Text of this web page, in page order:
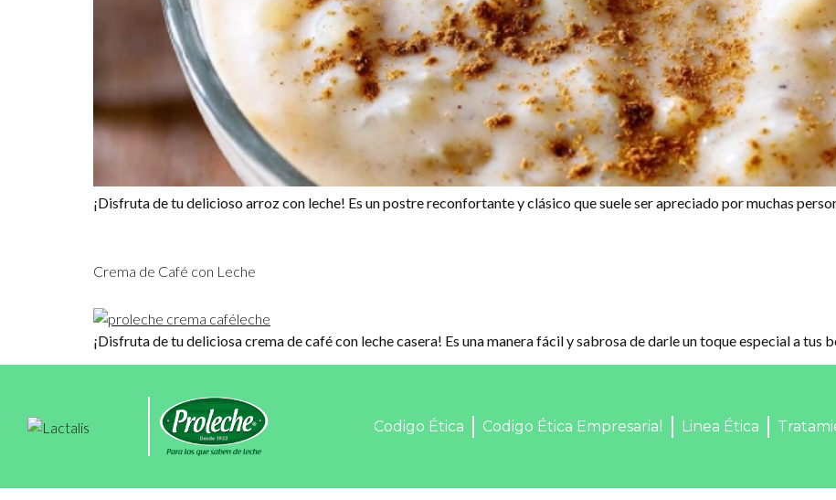
¡Disfruta de tu delicioso arroz con leche! Es un postre reconfortante y clásico que suele ser apreciado por muchas
Crema de Café con Leche
¡Disfruta de tu deliciosa crema de café con leche casera! Es una manera fácil y sabrosa de darle un toque especial a tus
Codigo Ética Codigo Ética Empresarial Linea Ética